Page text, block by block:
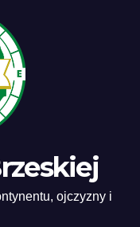
ojczyzny i